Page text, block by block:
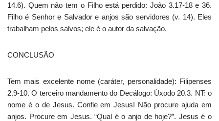
14.6). Quem não tem o Filho está perdido: João 3.17-18 e 36.
Filho é Senhor e Salvador e anjos são servidores (v. 14). Eles
trabalham pelos salvos; ele é o autor da salvação.
CONCLUSÃO
Tem mais excelente nome (caráter, personalidade): Filipenses
2.9-10. O terceiro mandamento do Decálogo: Úxodo 20.3. NT: o
nome é o de Jesus. Confie em Jesus! Não procure ajuda em
anjos. Procure em Jesus. “Qual é o anjo de hoje?”. Jesus é o